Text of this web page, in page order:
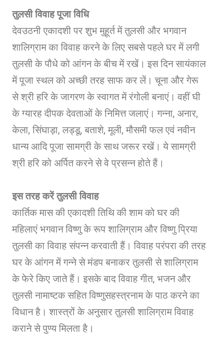
तुलसी विवाह पूजा विधि
देवउठनी एकादशी पर शुभ मुहूर्त में तुलसी और भगवान
शालिग्राम का विवाह करने के लिए सबसे पहले घर में लगी
तुलसी के पौधे को आंगन के बीच में रखें। इस दिन सायंकाल
में पूजा स्थल को अच्छी तरह साफ कर लें। चूना और गेरू
से श्री हरि के जागरण के स्वागत में रंगोली बनाएं। वहीं घी
के ग्यारह दीपक देवताओं के निमित्त जलाएं। गन्ना, अनार,
केला, सिंघाड़ा, लड्डू, बताशे, मूली, मौसमी फल एवं नवीन
धान्य आदि पूजा सामग्री के साथ जरूर रखें। ये सामग्री
श्री हरि को अर्पित करने से वे प्रसन्न होते हैं।
इस तरह करें तुलसी विवाह
कार्तिक मास की एकादशी तिथि की शाम को घर की
महिलाएं भगवान विष्णु के रूप शालिग्राम और विष्णु प्रिया
तुलसी का विवाह संपन्न करवाती हैं। विवाह परंपरा की तरह
घर के आंगन में गन्ने से मंडप बनाकर तुलसी से शालिग्राम
के फेरे किए जाते हैं। इसके बाद विवाह गीत, भजन और
तुलसी नामाष्टक सहित विष्णुसहस्त्रनाम के पाठ करने का
विधान है। शास्त्रों के अनुसार तुलसी शालिग्राम विवाह
कराने से पुण्य मिलता है।